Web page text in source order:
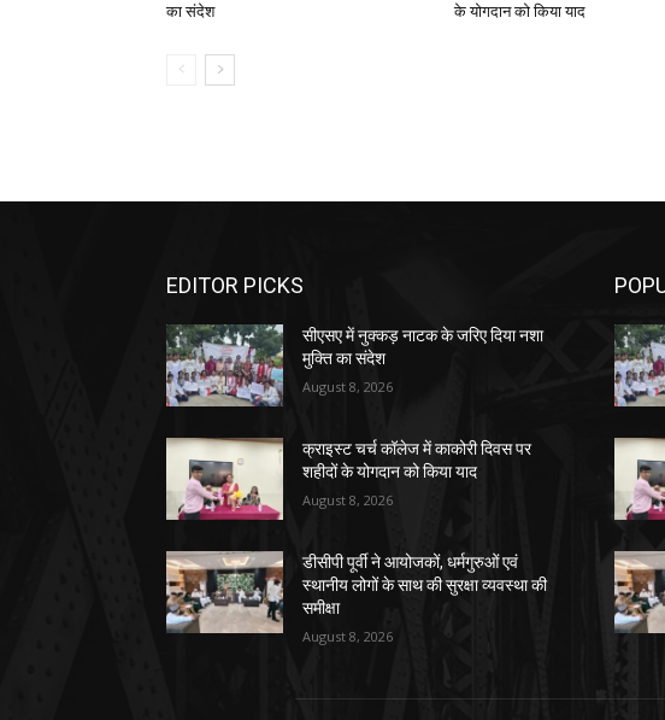
का संदेश
के योगदान को किया याद
EDITOR PICKS
सीएसए में नुक्कड़ नाटक के जरिए दिया नशा
मुक्ति का संदेश
August 8, 2026
क्राइस्ट चर्च कॉलेज में काकोरी दिवस पर
शहीदों के योगदान को किया याद
August 8, 2026
डीसीपी पूर्वी ने आयोजकों, धर्मगुरुओं एवं
स्थानीय लोगों के साथ की सुरक्षा व्यवस्था की
समीक्षा
August 8, 2026